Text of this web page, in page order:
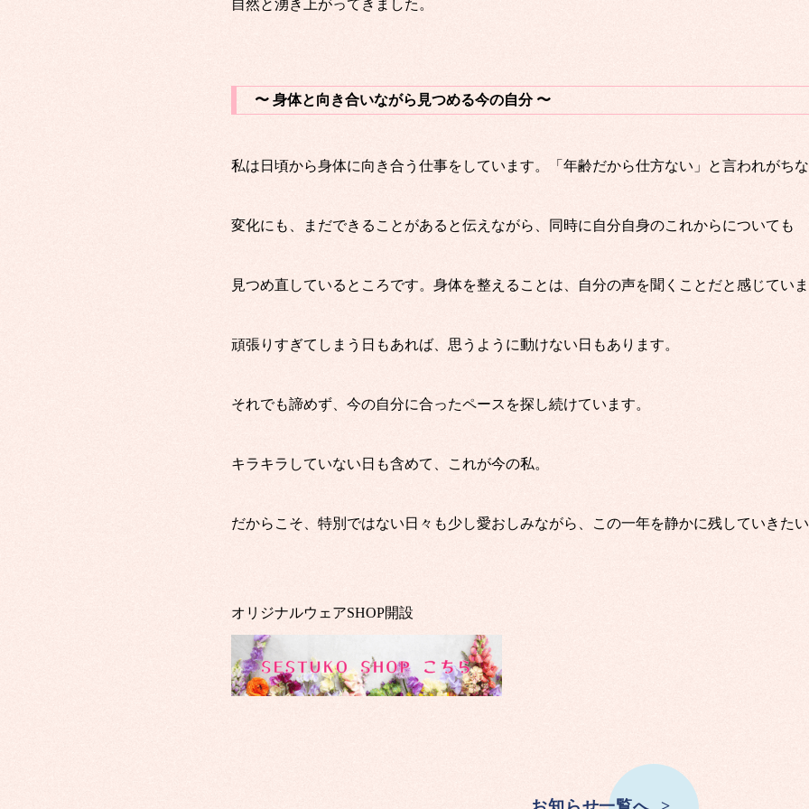
自然と湧き上がってきました。
〜 身体と向き合いながら見つめる今の自分 〜
私は日頃から身体に向き合う仕事をしています。「年齢だから仕方ない」と言われがちな
変化にも、まだできることがあると伝えながら、同時に自分自身のこれからについても
見つめ直しているところです。身体を整えることは、自分の声を聞くことだと感じてい
頑張りすぎてしまう日もあれば、思うように動けない日もあります。
それでも諦めず、今の自分に合ったペースを探し続けています。
キラキラしていない日も含めて、これが今の私。
だからこそ、特別ではない日々も少し愛おしみながら、この一年を静かに残していきた
オリジナルウェアSHOP開設